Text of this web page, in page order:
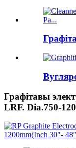
Графітавы
LRF. Dia.750-